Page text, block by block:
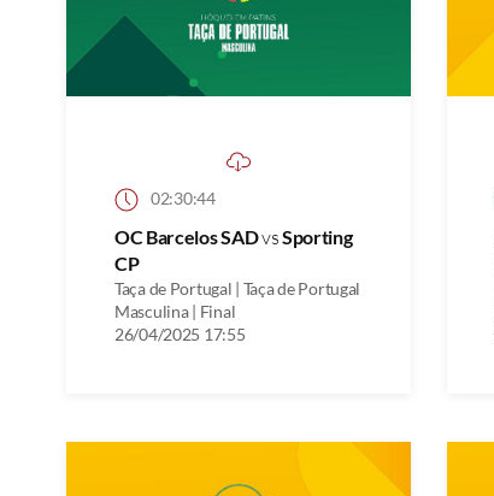
02:30:44
OC Barcelos SADvsSporting
CP
Taça de Portugal | Taça de Portugal
Masculina | Final
26/04/2025 17:55